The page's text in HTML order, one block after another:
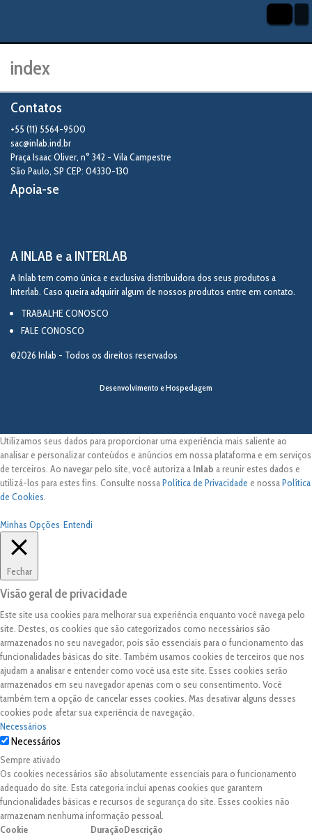
index
Contatos
+55 (11) 5564-9500
sac@inlab.ind.br
Praça Isaac Oliver, n° 342 - Vila Campestre
São Paulo SP CEP: 04330-130
Apoia-se
A INLAB e a INTERLAB
A Inlab tem como única e exclusiva distribuidora dos seus produtos a
Interlab. Caso queira adquirir algum de nossos produtos entre em contato.
TRABALHE CONOSCO
FALE CONOSCO
©2026 Inlab - Todos os direitos reservados
Desenvolvimento e Hospedagem
Utilizamos seus dados para proporcionar uma experiência mais saliente ao
analisar e personalizar conteúdos e anúncios em nossa plataforma e em serviços
de terceiros. Ao navegar pelo site, você autoriza a Inlab a reunir estes dados e
utilizá-los para estes fins. Consulte nossaPolítica de Privacidade e nossaPolítica
de Cookies
Minhas Opções Entendi
Fechar
Visão geral de privacidade
Este site usa cookies para melhorar sua experiência enquanto você navega pelo
site. Destes, os cookies que são categorizados como necessários são
armazenados no seu navegador, pois são essenciais para o funcionamento das
funcionalidades básicas do site. Também usamos cookies de terceiros que nos
ajudam a analisar e entender como você usa este site. Esses cookies serão
armazenados em seu navegador apenas com o seu consentimento. Você
também tem a opção de cancelar esses cookies. Mas desativar alguns desses
cookies pode afetar sua experiência de navegação.
Necessários
Necessários
Sempre ativado
Os cookies necessários são absolutamente essenciais para o funcionamento
adequado do site. Esta categoria inclui apenas cookies que garantem
funcionalidades básicas e recursos de segurança do site. Esses cookies não
armazenam nenhuma informação pessoal.
Cookie
DuraçãoDescrição